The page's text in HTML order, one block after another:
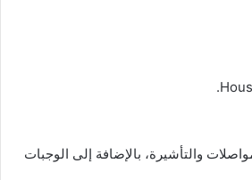
والتأشيرة، بالإضافة إلى الوجبات